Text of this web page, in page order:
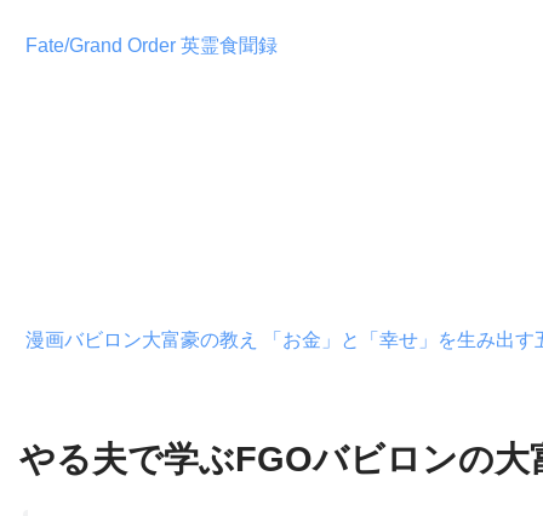
Fate/Grand Order 英霊食聞録
漫画バビロン大富豪の教え 「お金」と「幸せ」を生み出す
やる夫で学ぶFGOバビロンの大